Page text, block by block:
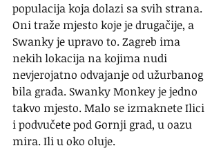
populacija koja dolazi sa svih strana.
Oni traže mjesto koje je drugačije, a
Swanky je upravo to. Zagreb ima
nekih lokacija na kojima nudi
nevjerojatno odvajanje od užurbanog
bila grada. Swanky Monkey je jedno
takvo mjesto. Malo se izmaknete Ilici
i podvučete pod Gornji grad, u oazu
mira. Ili u oko oluje.